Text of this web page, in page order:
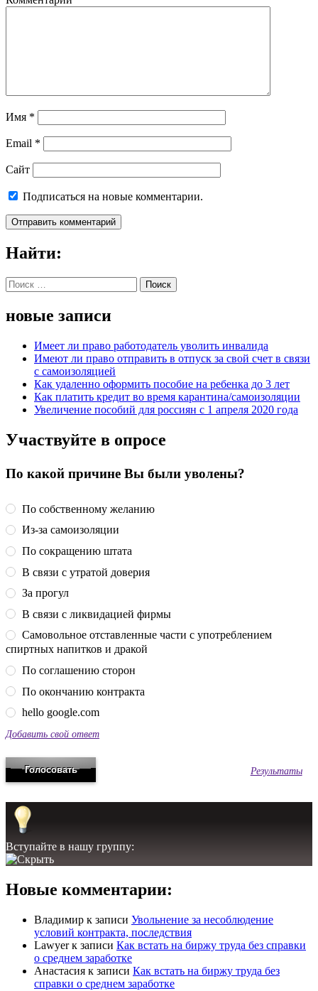
Имя *
Email *
Сайт
Подписаться на новые комментарии.
Найти:
Поиск
for:
новые записи
Имеет ли право работодатель уволить инвалида
Имеют ли право отправить в отпуск за свой счет в связи
с самоизоляцией
Как удаленно оформить пособие на ребенка до 3 лет
Как платить кредит во время карантина/самоизоляции
Увеличение пособий для россиян с 1 апреля 2020 года
Участвуйте в опросе
По какой причине Вы были уволены?
По собственному желанию
Из-за самоизоляции
По сокращению штата
В связи с утратой доверия
За прогул
В связи с ликвидацией фирмы
Самовольное отставленные части с употреблением
спиртных напитков и дракой
По соглашению сторон
По окончанию контракта
hello google.com
Добавить свой ответ
Результаты
Вступайте в нашу группу:
Новые комментарии:
Владимир к записи Увольнение за несоблюдение
условий контракта, последствия
Lawyerк записи Как встать на биржу труда без справки
о среднем заработке
Анастасия к записи Как встать на биржу труда без
справки о среднем заработке